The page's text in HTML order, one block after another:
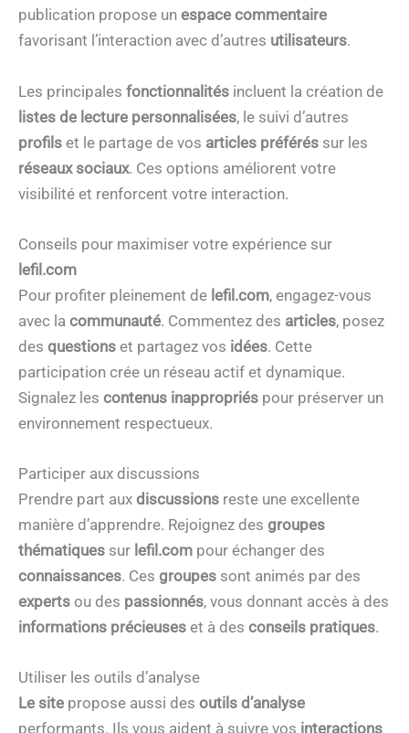
publication propose un espace commentaire
favorisant l’interaction avec d’autres utilisateurs.
Les principales fonctionnalités incluent la création de
listes de lecture personnalisées, le suivi d’autres
profils et le partage de vos articles préférés sur les
réseaux sociaux. Ces options améliorent votre
visibilité et renforcent votre interaction.
Conseils pour maximiser votre expérience sur
lefil.com
Pour profiter pleinement de lefil.com, engagez-vous
avec la communauté. Commentez des articles, posez
des questions et partagez vos idées. Cette
participation crée un réseau actif et dynamique.
Signalez les contenus inappropriés pour préserver un
environnement respectueux.
Participer aux discussions
Prendre part aux discussions reste une excellente
manière d’apprendre. Rejoignez des groupes
thématiques sur lefil.com pour échanger des
connaissances. Ces groupes sont animés par des
experts ou des passionnés, vous donnant accès à des
informations précieuses et à des conseils pratiques.
Utiliser les outils d’analyse
Le site propose aussi des outils d’analyse
performants. Ils vous aident à suivre vos interactions